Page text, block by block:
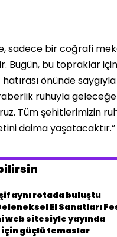
sadece bir coğrafi
Bugün, bu topraklar
hatırası önünde
ruhuyla
Tüm şehitlerimizin
daima yaşatacaktır.”
aynı rotada buluştu
El Sanatları
web sitesiyle yayında
için güçlü temaslar